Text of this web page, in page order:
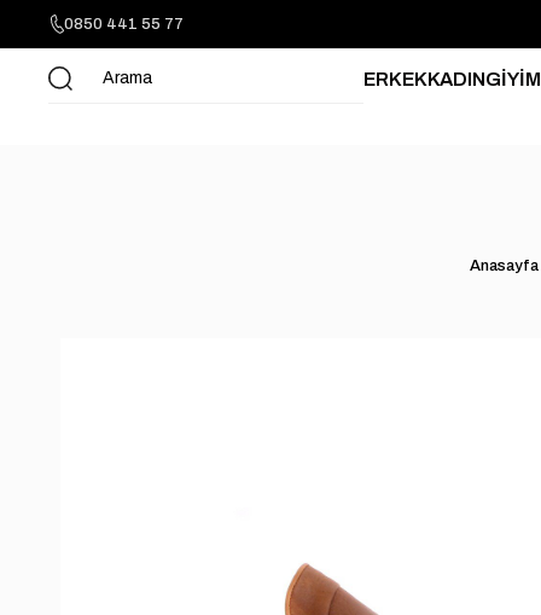
0850 441 55 77
ERKEKKADINGİYİM
Anasayfa